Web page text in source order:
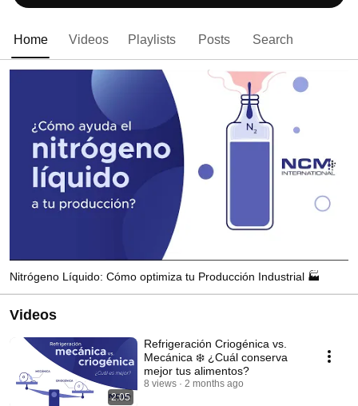
Home Videos Playlists Posts Search
Nitrógeno Líquido: Cómo optimiza tu Producción Industrial 🏭
Videos
2:05
Refrigeración Criogénica vs.
Mecánica ❄️ ¿Cuál conserva
mejor tus alimentos?
8 views 2 months ago